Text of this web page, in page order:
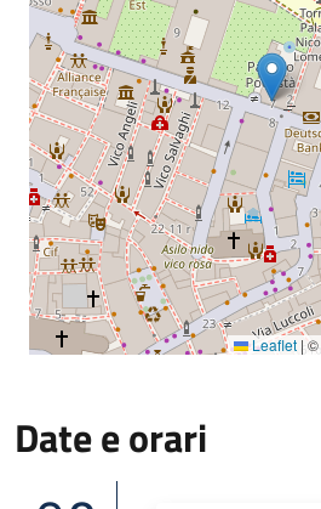
Leaflet |©
Date e orari